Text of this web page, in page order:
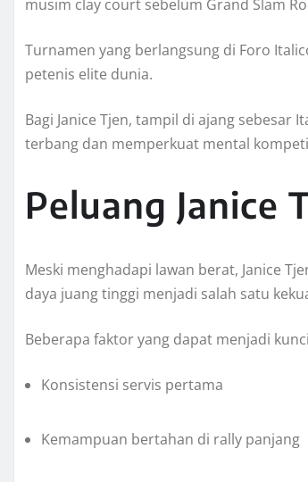
musim clay court sebelum Grand Slam
Turnamen yang berlangsung di Foro
petenis elite dunia.
Bagi Janice Tjen, tampil di ajang
terbang dan memperkuat mental
Peluang Janice
Meski menghadapi lawan berat, Janice
daya juang tinggi menjadi salah satu
Beberapa faktor yang dapat menjadi
Konsistensi servis pertama
Kemampuan bertahan di rally panjang